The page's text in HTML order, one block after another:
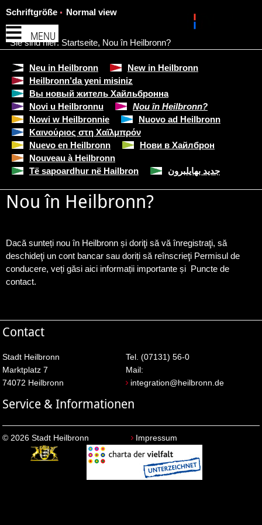
MENU
Schriftgröße Normal view
Sie sind hier: Startseite, Nou în Heilbronn?
Neu in Heilbronn
New in Heilbronn
Heilbronn’da yeni misiniz
Вы новый житель Хайльбронна
Novi u Heilbronnu
Nou în Heilbronn?
Nowi w Heilbronnie
Nuovo ad Heilbronn
Καινούριος στη Χαϊλμπρόν
Nuevo en Heilbronn
Нови в Хайлброн
Nouveau à Heilbronn
Të sapoardhur në Hailbron
جديد بهايلبرون
Nou în Heilbronn?
Dacă sunteți nou în Heilbronn și doriţi să vă înregistraţi, să
deschideţi un cont bancar sau doriți să reînscrieţi Permisul de
conducere, veți găsi aici informații importante și Puncte de
contact.
Contact
Stadt Heilbronn
Marktplatz 7
74072 Heilbronn
Tel. (07131) 56-0
Mail:
integration@heilbronn.de
Service & Informationen
© 2026 Stadt Heilbronn Impressum